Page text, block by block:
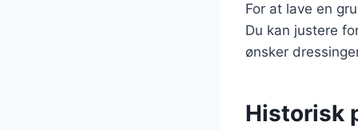
For at lave en
Du kan justere
ønsker
Historisk